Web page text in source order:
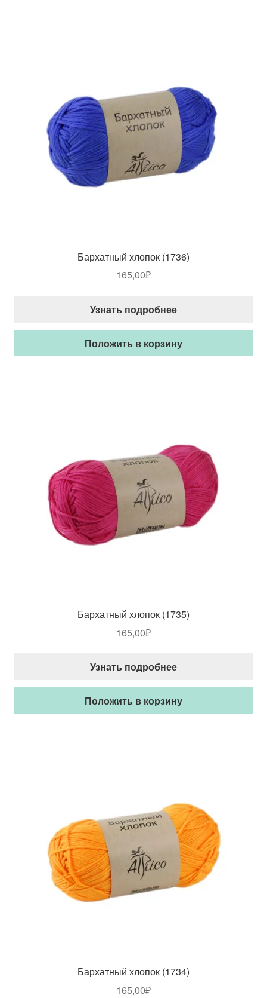
Бархатный хлопок (1736)
165,00₽
Узнать подробнее
Положить в корзину
Бархатный хлопок (1735)
165,00₽
Узнать подробнее
Положить в корзину
Бархатный хлопок (1734)
165,00₽